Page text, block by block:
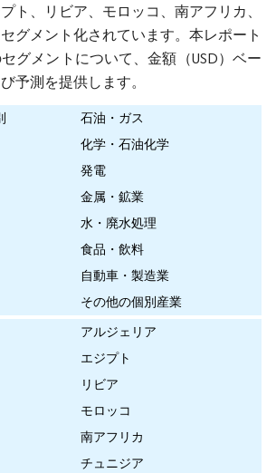
ト、リビア、モロッコ、南アフリカ、
グメント化されています。本レポート
グメントについて、金額（USD）ベー
予測を提供します。
石油・ガス
化学・石油化学
発電
金属・鉱業
水・廃水処理
食品・飲料
自動車・製造業
その他の個別産業
アルジェリア
エジプト
リビア
モロッコ
南アフリカ
チュニジア